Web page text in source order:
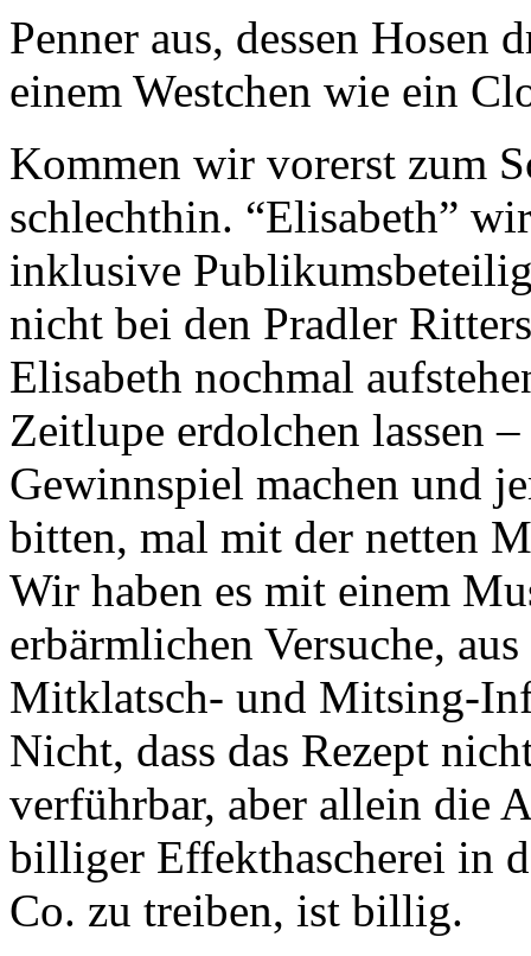
Penner aus, dessen
einem Westchen wie ein
Kommen wir vorerst zum
schlechthin. “Elisabeth”
inklusive
nicht bei den Pradler
Elisabeth nochmal
Zeitlupe erdolchen lassen
Gewinnspiel machen und
bitten, mal mit der netten
Wir haben es mit einem
erbärmlichen Versuche,
Mitklatsch- und Mitsing-
Nicht, dass das Rezept
verführbar, aber allein die
billiger Effekthascherei in
Co. zu treiben, ist billig.